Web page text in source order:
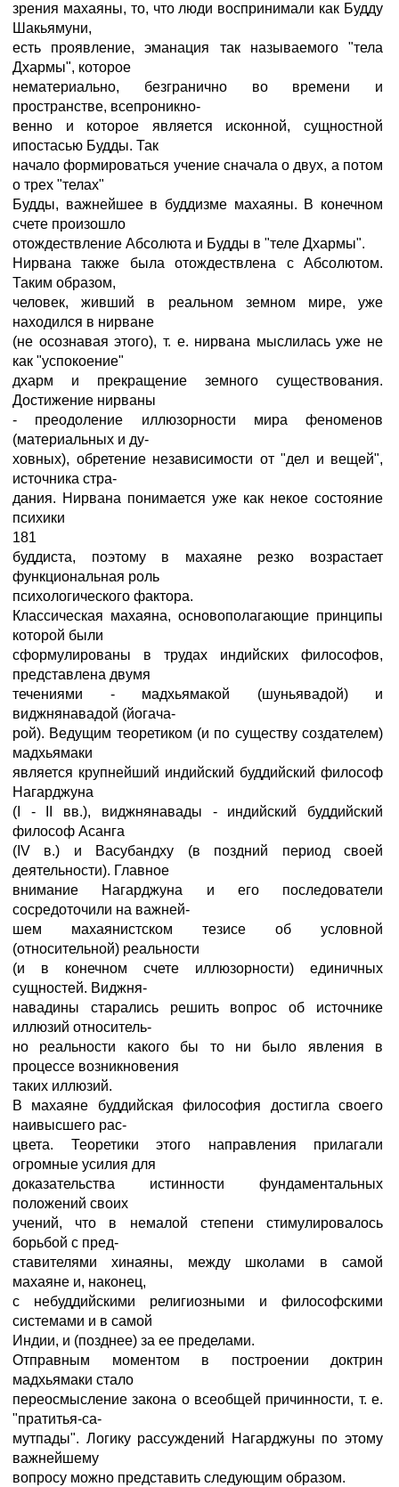
зрения махаяны, то, что люди воспринимали как Будду
Шакьямуни,
есть проявление, эманация так называемого "тела
Дхармы", которое
нематериально, безгранично во времени и
пространстве, всепроникно-
венно и которое является исконной, сущностной
ипостасью Будды. Так
начало формироваться учение сначала о двух, а потом
о трех "телах"
Будды, важнейшее в буддизме махаяны. В конечном
счете произошло
отождествление Абсолюта и Будды в "теле Дхармы".
Нирвана также была отождествлена с Абсолютом.
Таким образом,
человек, живший в реальном земном мире, уже
находился в нирване
(не осознавая этого), т. е. нирвана мыслилась уже не
как "успокоение"
дхарм и прекращение земного существования.
Достижение нирваны
- преодоление иллюзорности мира феноменов
(материальных и ду-
ховных), обретение независимости от "дел и вещей",
источника стра-
дания. Нирвана понимается уже как некое состояние
психики
181
буддиста, поэтому в махаяне резко возрастает
функциональная роль
психологического фактора.
Классическая махаяна, основополагающие принципы
которой были
сформулированы в трудах индийских философов,
представлена двумя
течениями - мадхьямакой (шуньявадой) и
виджнянавадой (йогача-
рой). Ведущим теоретиком (и по существу создателем)
мадхьямаки
является крупнейший индийский буддийский философ
Нагарджуна
(I - II вв.), виджнянавады - индийский буддийский
философ Асанга
(IV в.) и Васубандху (в поздний период своей
деятельности). Главное
внимание Нагарджуна и его последователи
сосредоточили на важней-
шем махаянистском тезисе об условной
(относительной) реальности
(и в конечном счете иллюзорности) единичных
сущностей. Виджня-
навадины старались решить вопрос об источнике
иллюзий относитель-
но реальности какого бы то ни было явления в
процессе возникновения
таких иллюзий.
В махаяне буддийская философия достигла своего
наивысшего рас-
цвета. Теоретики этого направления прилагали
огромные усилия для
доказательства истинности фундаментальных
положений своих
учений, что в немалой степени стимулировалось
борьбой с пред-
ставителями хинаяны, между школами в самой
махаяне и, наконец,
с небуддийскими религиозными и философскими
системами и в самой
Индии, и (позднее) за ее пределами.
Отправным моментом в построении доктрин
мадхьямаки стало
переосмысление закона о всеобщей причинности, т. е.
"пратитья-са-
мутпады". Логику рассуждений Нагарджуны по этому
важнейшему
вопросу можно представить следующим образом.